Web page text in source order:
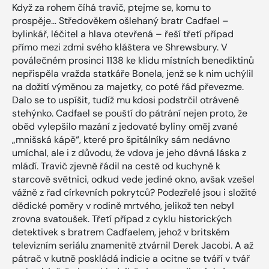
Když za rohem číhá travič, ptejme se, komu to
prospěje… Středověkem ošlehaný bratr Cadfael –
bylinkář, léčitel a hlava otevřená – řeší třetí případ
přímo mezi zdmi svého kláštera ve Shrewsbury. V
poválečném prosinci 1138 ke klidu místních benediktinů
nepřispěla vražda statkáře Bonela, jenž se k nim uchýlil
na dožití výměnou za majetky, co poté řád převezme.
Dalo se to uspíšit, tudíž mu kdosi podstrčil otrávené
stehýnko. Cadfael se pouští do pátrání nejen proto, že
oběd vylepšilo mazání z jedovaté byliny oměj zvané
„mnišská kápě“, které pro špitálníky sám nedávno
umíchal, ale i z důvodu, že vdova je jeho dávná láska z
mládí. Travič zjevně řádil na cestě od kuchyně k
starcově světnici, odkud vede jediné okno, avšak vzešel
vážně z řad církevních pokrytců? Podezřelé jsou i složité
dědické poměry v rodině mrtvého, jelikož ten nebyl
zrovna svatoušek. Třetí případ z cyklu historických
detektivek s bratrem Cadfaelem, jehož v britském
televizním seriálu znamenitě ztvárnil Derek Jacobi. A až
pátrač v kutně poskládá indicie a ocitne se tváří v tvář